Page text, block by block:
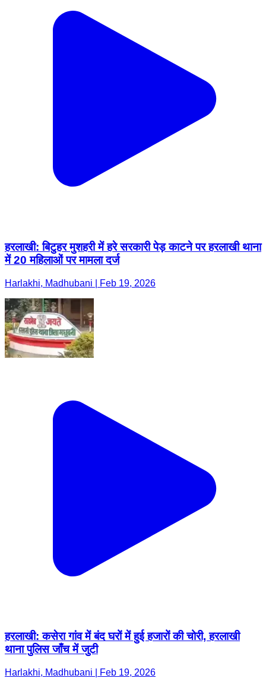
हरलाखी: बिटुहर मुशहरी में हरे सरकारी पेड़ काटने पर हरलाखी थाना
में 20 महिलाओं पर मामला दर्ज
Harlakhi, Madhubani | Feb 19, 2026
हरलाखी: कसेरा गांव में बंद घरों में हुई हजारों की चोरी, हरलाखी
थाना पुलिस जाँच में जुटी
Harlakhi, Madhubani | Feb 19, 2026